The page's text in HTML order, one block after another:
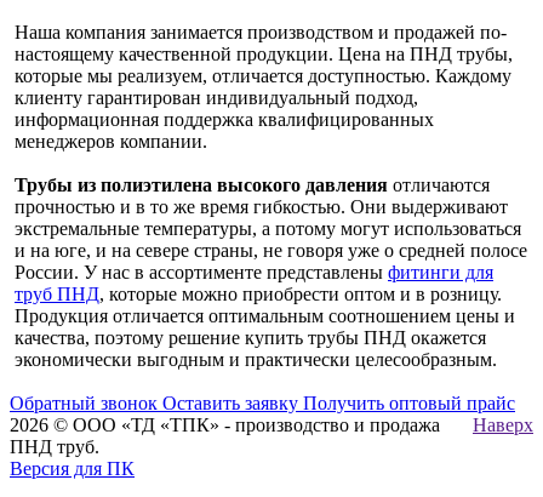
Наша компания занимается производством и продажей по-
настоящему качественной продукции. Цена на ПНД трубы,
которые мы реализуем, отличается доступностью. Каждому
клиенту гарантирован индивидуальный подход,
информационная поддержка квалифицированных
менеджеров компании.
Трубы из полиэтилена высокого давления отличаются
прочностью и в то же время гибкостью. Они выдерживают
экстремальные температуры, а потому могут использоваться
и на юге, и на севере страны, не говоря уже о средней полосе
России. У нас в ассортименте представлены фитинги для
труб ПНД, которые можно приобрести оптом и в розницу.
Продукция отличается оптимальным соотношением цены и
качества, поэтому решение купить трубы ПНД окажется
экономически выгодным и практически целесообразным.
Обратный звонок Оставить заявку Получить оптовый прайс
Наверх
2026 © ООО «ТД «ТПК» - производство и продажа
ПНД труб.
Версия для ПК